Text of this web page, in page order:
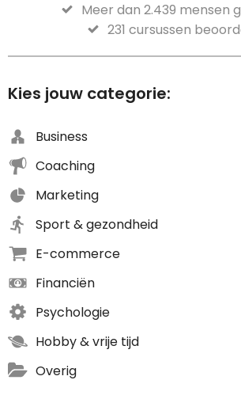
Meer dan 2.439 mensen
231 cursussen
Kies jouw categorie:
Business
Coaching
Marketing
Sport & gezondheid
E-commerce
Financiën
Psychologie
Hobby & vrije tijd
Overig